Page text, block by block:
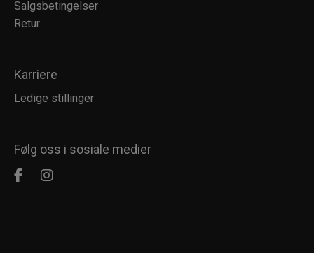
Salgsbetingelser
Retur
Karriere
Ledige stillinger
Følg oss i sosiale medier